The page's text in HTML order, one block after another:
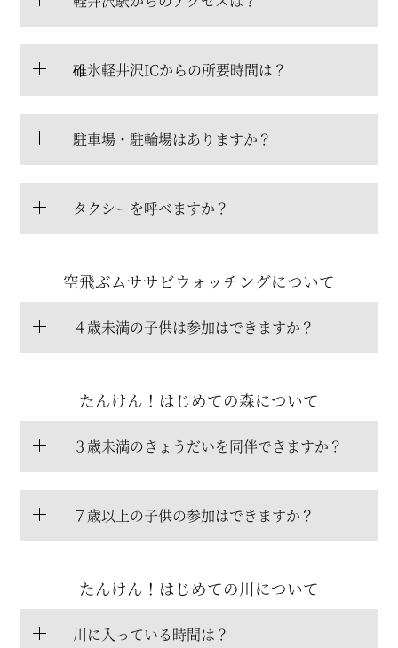
碓氷軽井沢ICからの所要時間は？
駐車場・駐輪場はありますか？
タクシーを呼べますか？
空飛ぶムササビウォッチングについて
４歳未満の子供は参加はできますか？
たんけん！はじめての森について
３歳未満のきょうだいを同伴できますか？
７歳以上の子供の参加はできますか？
たんけん！はじめての川について
川に入っている時間は？